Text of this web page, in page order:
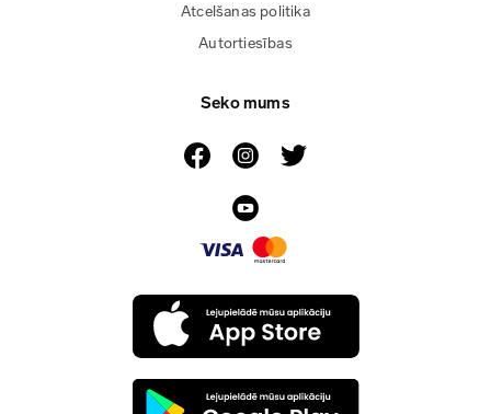
Atcelšanas politika
Autortiesības
Seko mums